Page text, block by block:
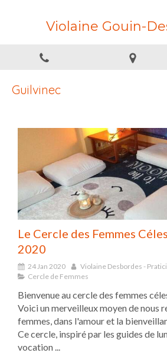
Violaine Gouin-
Guilvinec
Le Cercle des Femmes
2020
24 Jan 2020
Violaine Desbordes -
Cercle de Femmes
Bienvenue au cercle des femmes
Voici un merveilleux moyen de nous
femmes, dans l'amour et la
Ce cercle, inspiré par les guides de
vocation ...